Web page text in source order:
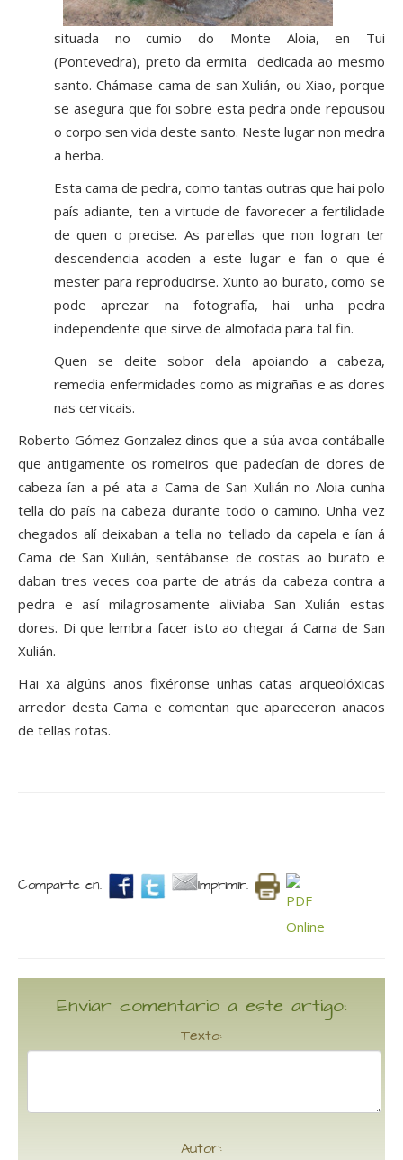
situada no cumio do Monte Aloia, en Tui
(Pontevedra), preto da ermita dedicada ao mesmo
santo. Chámase cama de san Xulián, ou Xiao, porque
se asegura que foi sobre esta pedra onde repousou
o corpo sen vida deste santo. Neste lugar non medra
a herba.
Esta cama de pedra, como tantas outras que hai polo
país adiante, ten a virtude de favorecer a fertilidade
de quen o precise. As parellas que non logran ter
descendencia acoden a este lugar e fan o que é
mester para reproducirse. Xunto ao burato, como se
pode aprezar na fotografía, hai unha pedra
independente que sirve de almofada para tal fin.
Quen se deite sobor dela apoiando a cabeza,
remedia enfermidades como as migrañas e as dores
nas cervicais.
Roberto Gómez Gonzalez dinos que a súa avoa contáballe
que antigamente os romeiros que padecían de dores de
cabeza ían a pé ata a Cama de San Xulián no Aloia cunha
tella do país na cabeza durante todo o camiño. Unha vez
chegados alí deixaban a tella no tellado da capela e ían á
Cama de San Xulián, sentábanse de costas ao burato e
daban tres veces coa parte de atrás da cabeza contra a
pedra e así milagrosamente aliviaba San Xulián estas
dores. Di que lembra facer isto ao chegar á Cama de San
Xulián.
Hai xa algúns anos fixéronse unhas catas arqueolóxicas
arredor desta Cama e comentan que apareceron anacos
de tellas rotas.
Comparte en. Imprimir.
Enviar comentario a este artigo:
Texto:
Autor: